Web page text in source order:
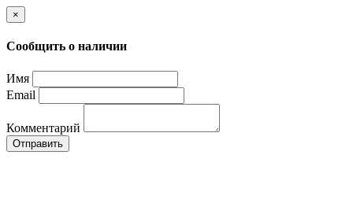
×
Сообщить о наличии
Имя
Email
Комментарий
Отправить